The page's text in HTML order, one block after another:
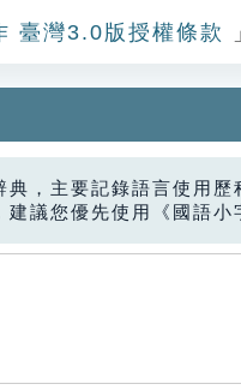
臺灣3.0版授權條款
典，主要記錄語言使用
議您優先使用《國語小